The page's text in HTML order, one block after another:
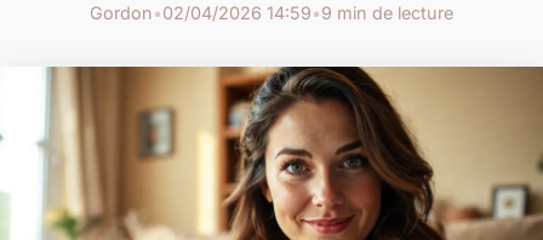
Gordon•02/04/2026 14:59•9 min de lecture